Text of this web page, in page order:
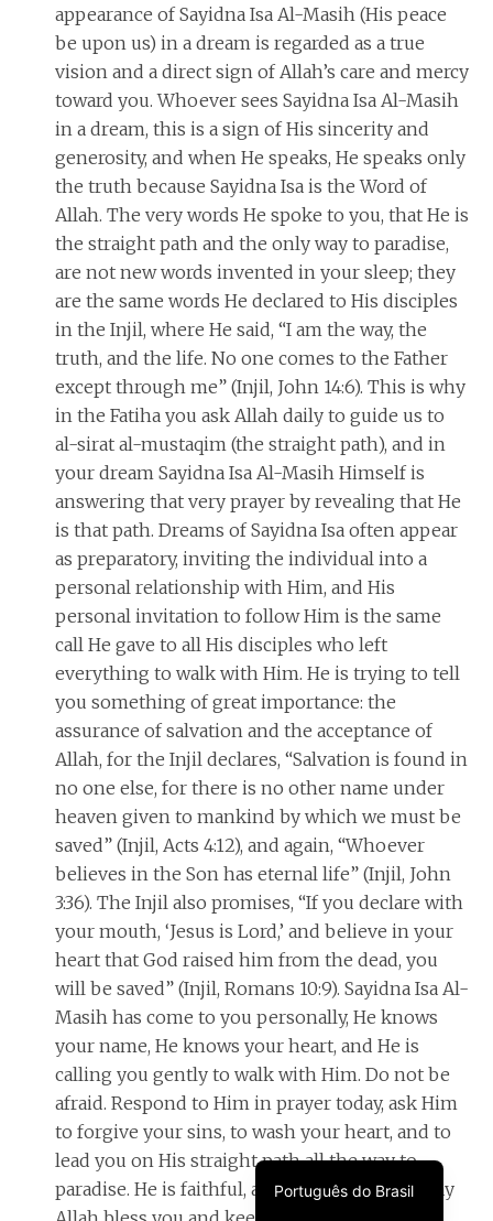
appearance of Sayidna Isa Al-Masih (His peace
be upon us) in a dream is regarded as a true
vision and a direct sign of Allah’s care and mercy
toward you. Whoever sees Sayidna Isa Al-Masih
in a dream, this is a sign of His sincerity and
generosity, and when He speaks, He speaks only
the truth because Sayidna Isa is the Word of
Allah. The very words He spoke to you, that He is
the straight path and the only way to paradise,
are not new words invented in your sleep; they
are the same words He declared to His disciples
in the Injil, where He said, “I am the way, the
truth, and the life. No one comes to the Father
except through me” (Injil, John 14:6). This is why
in the Fatiha you ask Allah daily to guide us to
al-sirat al-mustaqim (the straight path), and in
your dream Sayidna Isa Al-Masih Himself is
answering that very prayer by revealing that He
is that path. Dreams of Sayidna Isa often appear
as preparatory, inviting the individual into a
personal relationship with Him, and His
personal invitation to follow Him is the same
call He gave to all His disciples who left
everything to walk with Him. He is trying to tell
you something of great importance: the
assurance of salvation and the acceptance of
Allah, for the Injil declares, “Salvation is found in
no one else, for there is no other name under
heaven given to mankind by which we must be
saved” (Injil, Acts 4:12), and again, “Whoever
believes in the Son has eternal life” (Injil, John
3:36). The Injil also promises, “If you declare with
your mouth, ‘Jesus is Lord,’ and believe in your
heart that God raised him from the dead, you
will be saved” (Injil, Romans 10:9). Sayidna Isa Al-
Masih has come to you personally, He knows
your name, He knows your heart, and He is
calling you gently to walk with Him. Do not be
afraid. Respond to Him in prayer today, ask Him
to forgive your sins, to wash your heart, and to
lead you on His straight path all the way to
paradise. He is faithful, and He will answer. May
Português do Brasil
English
العربية
Español
فارسی
Français
Türkçe
كوردی‎
አማርኛ